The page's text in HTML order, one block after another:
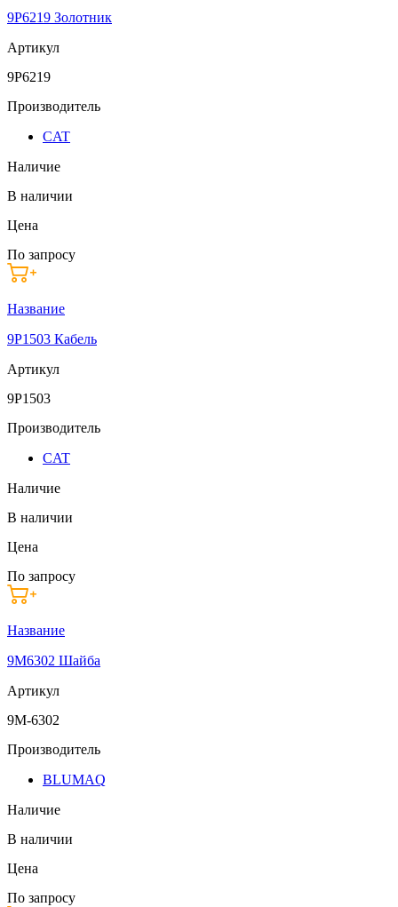
9P6219 Золотник
Артикул
9P6219
Производитель
CAT
Наличие
В наличии
Цена
По запросу
Название
9P1503 Кабель
Артикул
9P1503
Производитель
CAT
Наличие
В наличии
Цена
По запросу
Название
9M6302 Шайба
Артикул
9M-6302
Производитель
BLUMAQ
Наличие
В наличии
Цена
По запросу